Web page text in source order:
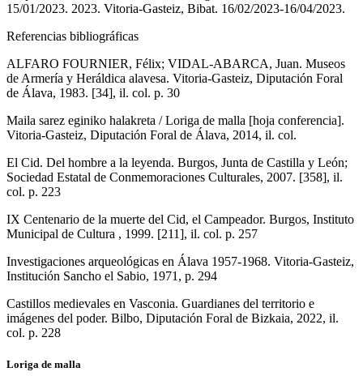
15/01/2023. 2023. Vitoria-Gasteiz, Bibat. 16/02/2023-16/04/2023.
Referencias bibliográficas
ALFARO FOURNIER, Félix; VIDAL-ABARCA, Juan. Museos
de Armería y Heráldica alavesa. Vitoria-Gasteiz, Diputación Foral
de Álava, 1983. [34], il. col. p. 30
Maila sarez eginiko halakreta / Loriga de malla [hoja conferencia].
Vitoria-Gasteiz, Diputación Foral de Álava, 2014, il. col.
El Cid. Del hombre a la leyenda. Burgos, Junta de Castilla y León;
Sociedad Estatal de Conmemoraciones Culturales, 2007. [358], il.
col. p. 223
IX Centenario de la muerte del Cid, el Campeador. Burgos, Instituto
Municipal de Cultura , 1999. [211], il. col. p. 257
Investigaciones arqueológicas en Álava 1957-1968. Vitoria-Gasteiz,
Institución Sancho el Sabio, 1971, p. 294
Castillos medievales en Vasconia. Guardianes del territorio e
imágenes del poder. Bilbo, Diputación Foral de Bizkaia, 2022, il.
col. p. 228
Loriga de malla